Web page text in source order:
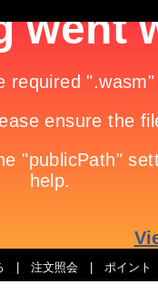
注文照会 ポイント